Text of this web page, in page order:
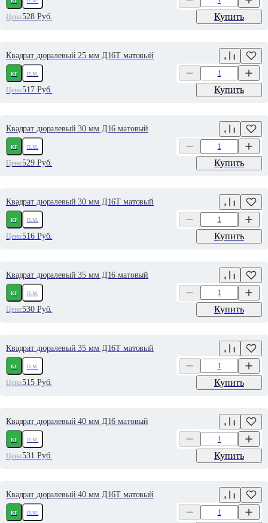
Цена:528 Руб. Купить
Квадрат дюралевый 25 мм Д16Т матовый
кг
п.м.
Цена:517 Руб. Купить
Квадрат дюралевый 30 мм Д16 матовый
кг
п.м.
Цена:529 Руб. Купить
Квадрат дюралевый 30 мм Д16Т матовый
кг
п.м.
Цена:516 Руб. Купить
Квадрат дюралевый 35 мм Д16 матовый
кг
п.м.
Цена:530 Руб. Купить
Квадрат дюралевый 35 мм Д16Т матовый
кг
п.м.
Цена:515 Руб. Купить
Квадрат дюралевый 40 мм Д16 матовый
кг
п.м.
Цена:531 Руб. Купить
Квадрат дюралевый 40 мм Д16Т матовый
кг
п.м.